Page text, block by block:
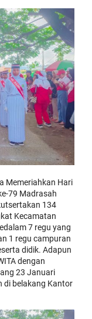
Memeriahkan Hari
79 Madrasah
134
Kecamatan
7 regu yang
1 regu campuran
didik. Adapun
dengan
23 Januari
di belakang Kantor